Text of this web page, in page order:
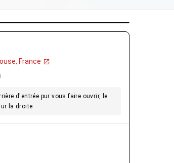
France
d'entrée pur vous faire ouvrir, le
la droite